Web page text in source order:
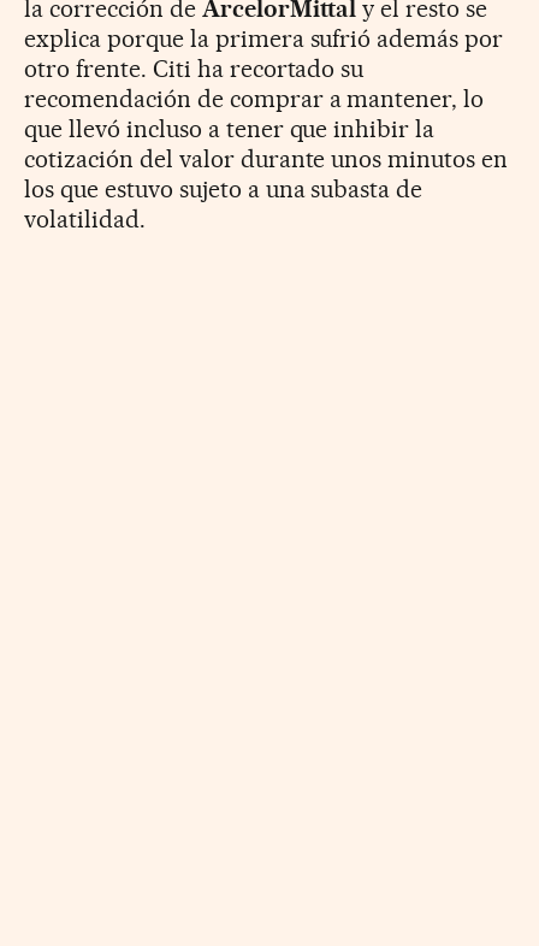
la corrección de ArcelorMittal y el resto se
explica porque la primera sufrió además por
otro frente. Citi ha recortado su
recomendación de comprar a mantener, lo
que llevó incluso a tener que inhibir la
cotización del valor durante unos minutos en
los que estuvo sujeto a una subasta de
volatilidad.